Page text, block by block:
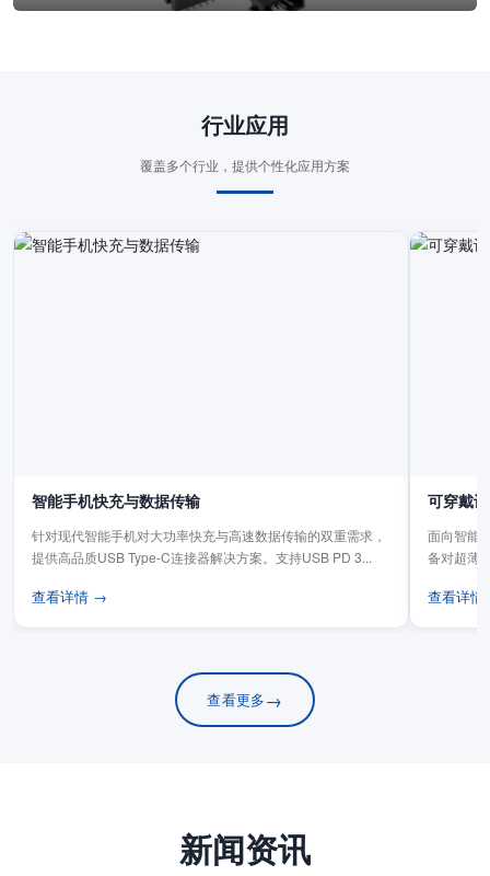
行业应用
覆盖多个行业，提供个性化应用方案
智能手机快充与数据传输
针对现代智能手机对大功率快充与高速数据传输的双重需求，
提供高品质USB Type-C连接器解决方案。支持USB PD 3...
查看详情 →
可穿戴
面向智能
备对超薄
查看详
查看更多→
新闻资讯